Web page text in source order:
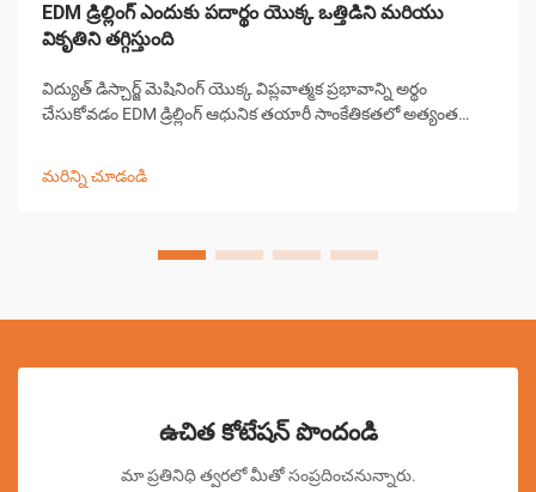
EDM డ్రిల్లింగ్ ఎందుకు పదార్థం యొక్క ఒత్తిడిని మరియు
వికృతిని తగ్గిస్తుంది
విద్యుత్ డిస్చార్జ్ మెషినింగ్ యొక్క విప్లవాత్మక ప్రభావాన్ని అర్థం
చేసుకోవడం EDM డ్రిల్లింగ్ ఆధునిక తయారీ సాంకేతికతలో అత్యంత
మరిన్ని చూడండి
ఉచిత కోటేషన్ పొందండి
మా ప్రతినిధి త్వరలో మీతో సంప్రదించనున్నారు.